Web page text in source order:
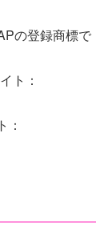
の登録商標で
ト：
：